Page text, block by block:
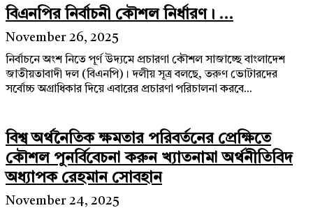
বিএনপির নির্বাচনী কৌশল নির্ধারণ। ...
November 26, 2025
নির্বাচনে অংশ নিতে পূর্ণ উদ্যমে প্রচারণা কৌশল সাজাচ্ছে বাংলাদেশ
জাতীয়তাবাদী দল (বিএনপি)। দলীয় সূত্র বলছে, তরুণ ভোটারদের
সর্বোচ্চ অগ্রাধিকার দিয়ে এবারের প্রচারণা পরিচালনা করবে...
বিশ্ব অর্থনৈতিক ক্ষমতার পরিবর্তনের প্রেক্ষিতে
কৌশল পুনর্বিবেচনা করুন খ্যাতনামা অর্থনীতিবিদ
অধ্যাপক রেহমান সোবহান
November 24, 2025